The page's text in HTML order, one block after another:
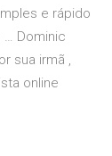
e rápido
Dominic
sua irmã ,
online